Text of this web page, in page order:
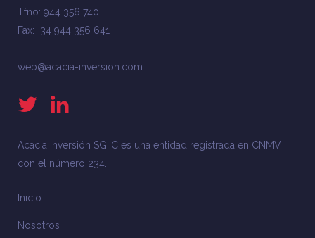
Tfno: 944 356 740
Fax: 34 944 356 641
web@acacia-inversion.com
Acacia Inversión SGIIC es una entidad registrada en CNMV
con el número 234.
Inicio
Nosotros